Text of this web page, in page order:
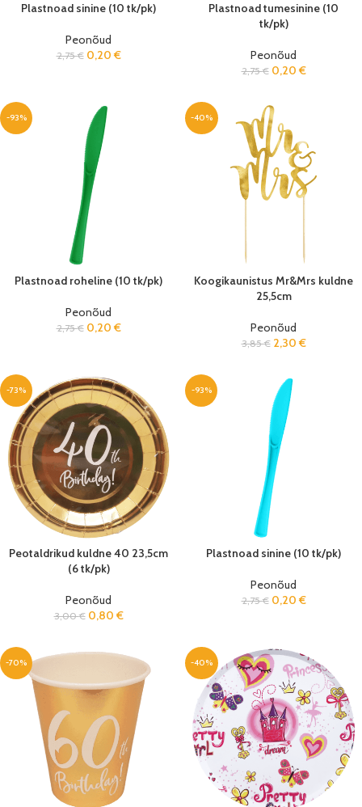
Plastnoad sinine (10 tk/pk)
Peonõud
2,75€ 0,20 €
Plastnoad tumesinine (10
tk/pk)
Peonõud
2,75€ 0,20 €
-93%
Plastnoad roheline (10 tk/pk)
Peonõud
2,75€ 0,20 €
-40%
Koogikaunistus Mr&Mrs kuldne
25,5cm
Peonõud
3,85€ 2,30 €
-73%
Peotaldrikud kuldne 40 23,5cm
(6 tk/pk)
Peonõud
3,00€ 0,80 €
-93%
Plastnoad sinine (10 tk/pk)
Peonõud
2,75€ 0,20 €
-70% -40%